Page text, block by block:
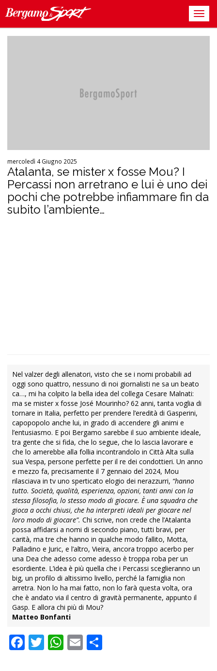
mercoledì 4 Giugno 2025
Atalanta, se mister x fosse Mou? I
Percassi non arretrano e lui è uno dei
pochi che potrebbe infiammare fin da
subito l’ambiente…
Nel valzer degli allenatori, visto che se i nomi probabili ad
oggi sono quattro, nessuno di noi giornalisti ne sa un beato
ca…, mi ha colpito la bella idea del collega Cesare Malnati:
ma se mister x fosse José Mourinho? 62 anni, tanta voglia di
tornare in Italia, perfetto per prendere l’eredità di Gasperini,
capopopolo anche lui, in grado di accendere gli animi e
l’entusiasmo. E poi Bergamo sarebbe il suo ambiente ideale,
tra gente che si fida, che lo segue, che lo lascia lavorare e
che lo amerebbe alla follia incontrandolo in Città Alta sulla
sua Vespa, persone perfette per il re dei condottieri. Un anno
e mezzo fa, precisamente il 7 gennaio del 2024, Mou
rilasciava in tv uno sperticato elogio dei nerazzurri, “hanno
tutto. Società, qualità, esperienza, opzioni, tanti anni con la
stessa filosofia, lo stesso modo di giocare. È una squadra che
gioca a occhi chiusi, che ha interpreti ideali per giocare nel
loro modo di giocare”. Chi scrive, non crede che l’Atalanta
possa affidarsi a nomi di secondo piano, tutti bravi, per
carità, ma tre che hanno in qualche modo fallito, Motta,
Palladino e Juric, e l’altro, Vieira, ancora troppo acerbo per
una Dea che adesso come adesso è troppa roba per un
esordiente. L’idea è più quella che i Percassi sceglieranno un
big, un profilo di altissimo livello, perché la famiglia non
arretra. Non lo ha mai fatto, non lo farà questa volta, ora
che è andato via il centro di gravità permanente, appunto il
Gasp. E allora chi più di Mou?
Matteo Bonfanti
Facebook
Twitter
WhatsApp
Email